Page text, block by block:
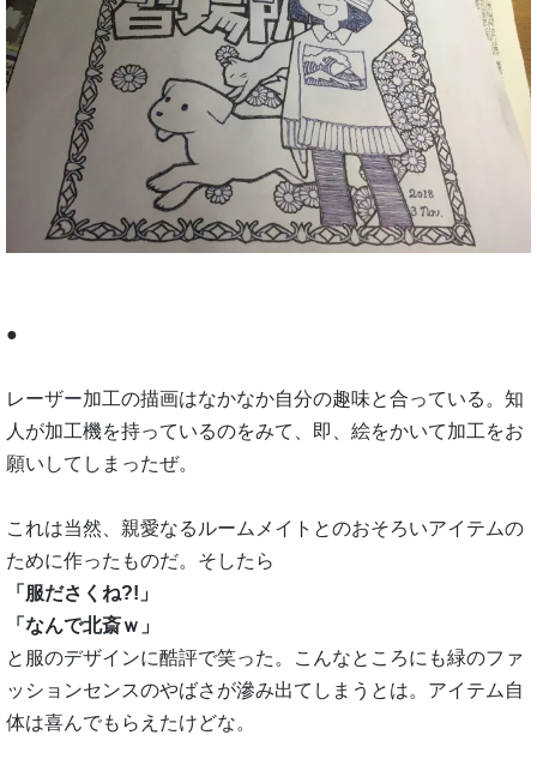
●
レーザー加工の描画はなかなか自分の趣味と合っている。知
人が加工機を持っているのをみて、即、絵をかいて加工をお
願いしてしまったぜ。
これは当然、親愛なるルームメイトとのおそろいアイテムの
ために作ったものだ。そしたら
「服ださくね?!」
「なんで北斎ｗ」
と服のデザインに酷評で笑った。こんなところにも緑のファ
ッションセンスのやばさが滲み出てしまうとは。アイテム自
体は喜んでもらえたけどな。